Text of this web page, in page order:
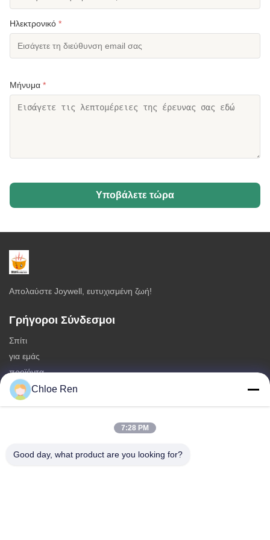
Ηλεκτρονικό *
Μήνυμα *
Υποβάλετε τώρα
Απολαύστε Joywell, ευτυχισμένη ζωή!
Γρήγοροι Σύνδεσμοι
Σπίτι
για εμάς
προϊόντα
Επικοινωνήστε μαζί μας
Πρόχειρο φαγητό ευρέων φασολιών
Chloe Ren
7:28 PM
Good day, what product are you looking for?